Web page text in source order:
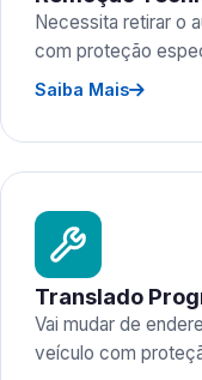
Necessita retirar o
com proteção
Saiba Mais
Translado
Vai mudar de
veículo com